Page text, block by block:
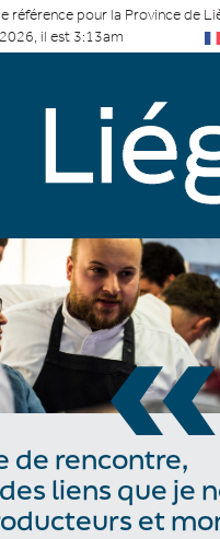
référence pour la Province de
il est 3:13am
de rencontre,
liens que je
et